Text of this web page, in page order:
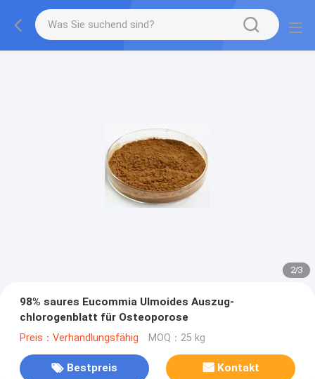
2/3
98% saures Eucommia Ulmoides Auszug-
chlorogenblatt für Osteoporose
Preis：Verhandlungsfähig MOQ：25 kg
Bestpreis Kontakt